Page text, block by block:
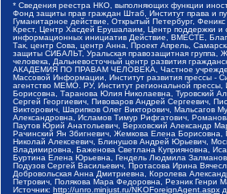
* Сведения реестра НКО, выполняющих функции
Фонд защиты прав граждан Штаб, Институт права и
Гуманитарное действие, Открытый Петербург,
Крест, Центр Хасдей Ерушалаим, Центр поддержки и
информационных инициатив Действие, ВМЕСТЕ,
Так, центр Сова, центр Анна, Проект Апрель,
защиты СИБАЛЬТ, Уральская правозащитная группа,
человека, Дальневосточный центр развития
АКАДЕМИЯ ПО ПРАВАМ ЧЕЛОВЕКА, Частное
Массовой Информации, Институт развития прессы -
агентство МЕМО. РУ, Институт региональной
Борисовна, Таранова Юлия Николаевна, Туровский
Сергей Георгиевич, Пивоваров Андрей Сергеевич,
Викторович, Шарипков Олег Викторович, Мальсагов
Александровна, Исламов Тимур Рифгатович,
Паутов Юрий Анатольевич, Верховский Александр
Рачинский Ян Збигневич, Жемкова Елена
Николай Алексеевич, Блинушов Андрей Юрьевич,
Владимировна, Баженова Светлана Куприяновна,
Буртина Елена Юрьевна, Гендель Людмила
Подузов Сергей Васильевич, Протасова Ирина
Добровольская Анна Дмитриевна, Королева
Петрович, Полякова Мара Федоровна, Резник Генри
Источник: http://unro.minjust.ru/NKOForeignAgent.aspx